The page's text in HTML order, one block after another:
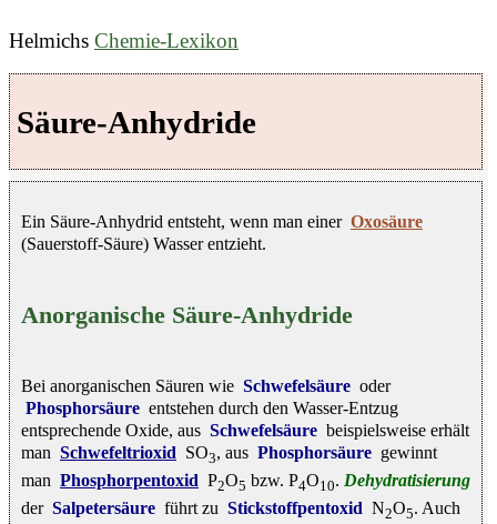
Helmichs Chemie-Lexikon
Säure-Anhydride
Ein Säure-Anhydrid entsteht, wenn man einer Oxosäure
(Sauerstoff-Säure) Wasser entzieht.
Anorganische Säure-Anhydride
Bei anorganischen Säuren wie Schwefelsäure oder
Phosphorsäure entstehen durch den Wasser-Entzug
entsprechende Oxide, aus Schwefelsäure beispielsweise erhält
man Schwefeltrioxid SO3, aus Phosphorsäure gewinnt
man Phosphorpentoxid P2O5 bzw. P4O10. Dehydratisierung
der Salpetersäure führt zu Stickstoffpentoxid N2O5. Auch